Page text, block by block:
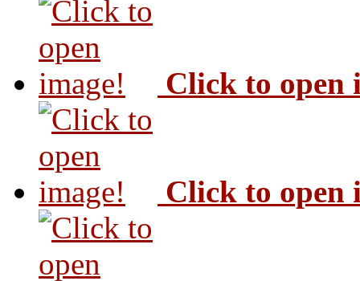
Click to open
Click to open